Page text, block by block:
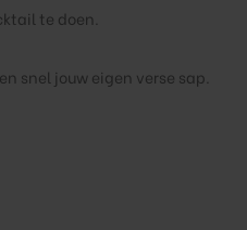
te doen.
snel jouw eigen verse sap.